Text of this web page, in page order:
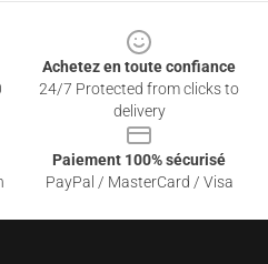
Achetez en toute confiance
24/7 Protected from clicks to
delivery
Paiement 100% sécurisé
PayPal / MasterCard / Visa